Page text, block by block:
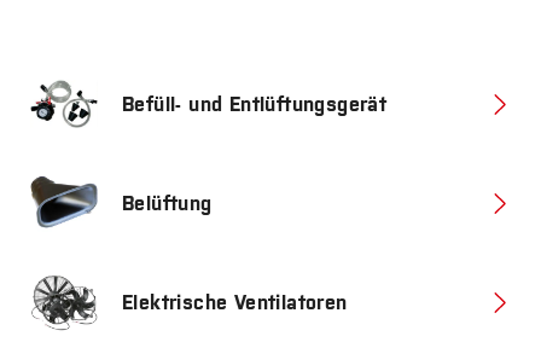
Befüll- und Entlüftungsgerät
Belüftung
Elektrische Ventilatoren